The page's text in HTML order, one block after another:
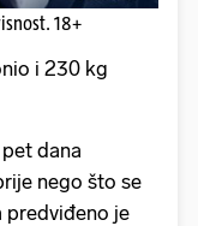
18+
i 230 kg
dana
nego što se
predviđeno je